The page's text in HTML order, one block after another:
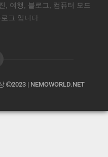
, 여행, 블로그, 컴퓨터 모드
그 입니다.
2023 | NEMOWORLD.NET